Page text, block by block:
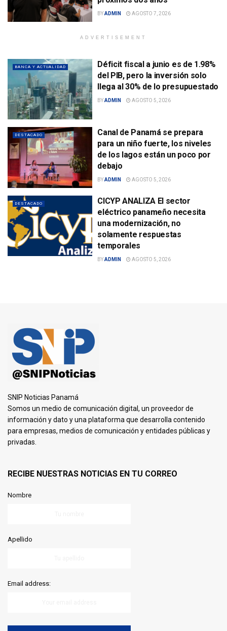
BYADMIN AGOSTO 7, 2026
ADVERTISEMENT
BANCA Y ACTUALIDAD
Déficit fiscal a junio es de 1.98%
del PIB, pero la inversión solo
llega al 30% de lo presupuestado
BYADMIN AGOSTO 5, 2026
DESTACADO
Canal de Panamá se prepara
para un niño fuerte, los niveles
de los lagos están un poco por
debajo
BYADMIN AGOSTO 5, 2026
DESTACADO
CICYP ANALIZA El sector
eléctrico panameño necesita
una modernización, no
solamente respuestas
temporales
BYADMIN AGOSTO 5, 2026
SNIP Noticias Panamá
Somos un medio de comunicación digital, un proveedor de
información y dato y una plataforma que desarrolla contenido
para empresas, medios de comunicación y entidades públicas y
privadas.
RECIBE NUESTRAS NOTICIAS EN TU CORREO
Nombre
Apellido
Email address: